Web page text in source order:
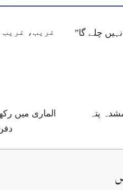
چلے گا”
غریب، غریب
پتہ
الماری میں